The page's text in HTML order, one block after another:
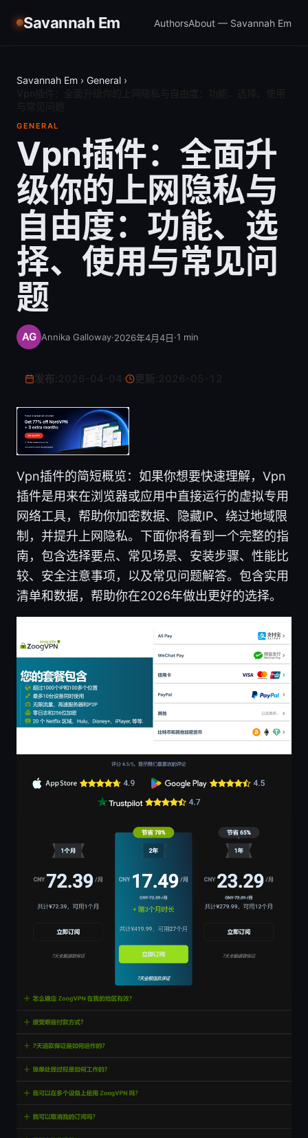
Savannah Em AuthorsAbout — Savannah Em
Savannah Em › General ›
GENERAL
Vpn插件：全面升
级你的上网隐私与
自由度：功能、选
择、使用与常见问
题
Annika Galloway·2026年4月4日·1 min
更新:
Vpn插件的简短概览：如果你想要快速理解，Vpn
插件是用来在浏览器或应用中直接运行的虚拟专用
网络工具，帮助你加密数据、隐藏IP、绕过地域限
制，并提升上网隐私。下面你将看到一个完整的指
南，包含选择要点、常见场景、安装步骤、性能比
较、安全注意事项，以及常见问题解答。包含实用
清单和数据，帮助你在2026年做出更好的选择。